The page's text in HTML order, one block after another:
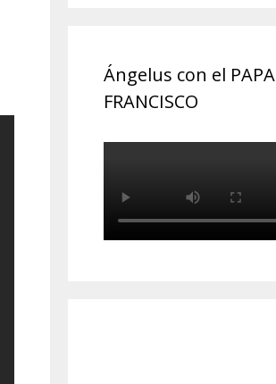
Ángelus con el PAPA
FRANCISCO